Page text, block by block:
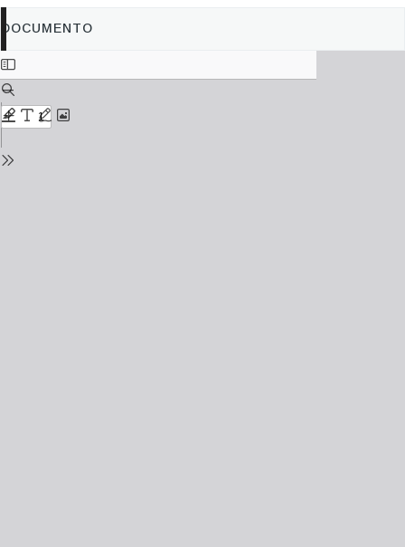
DOCUMENTO
Documento